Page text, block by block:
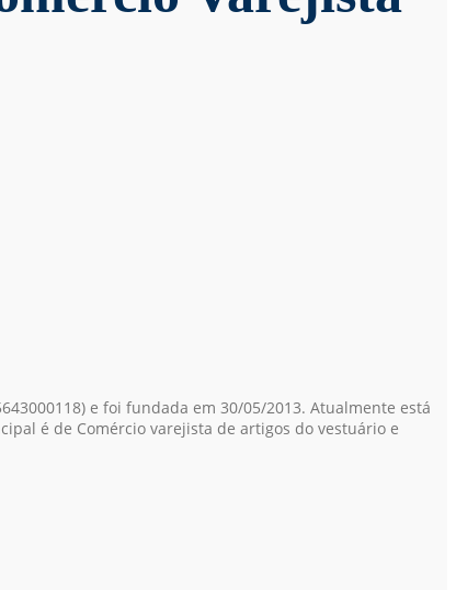
e foi fundada em 30/05/2013. Atualmente está
é de Comércio varejista de artigos do vestuário e